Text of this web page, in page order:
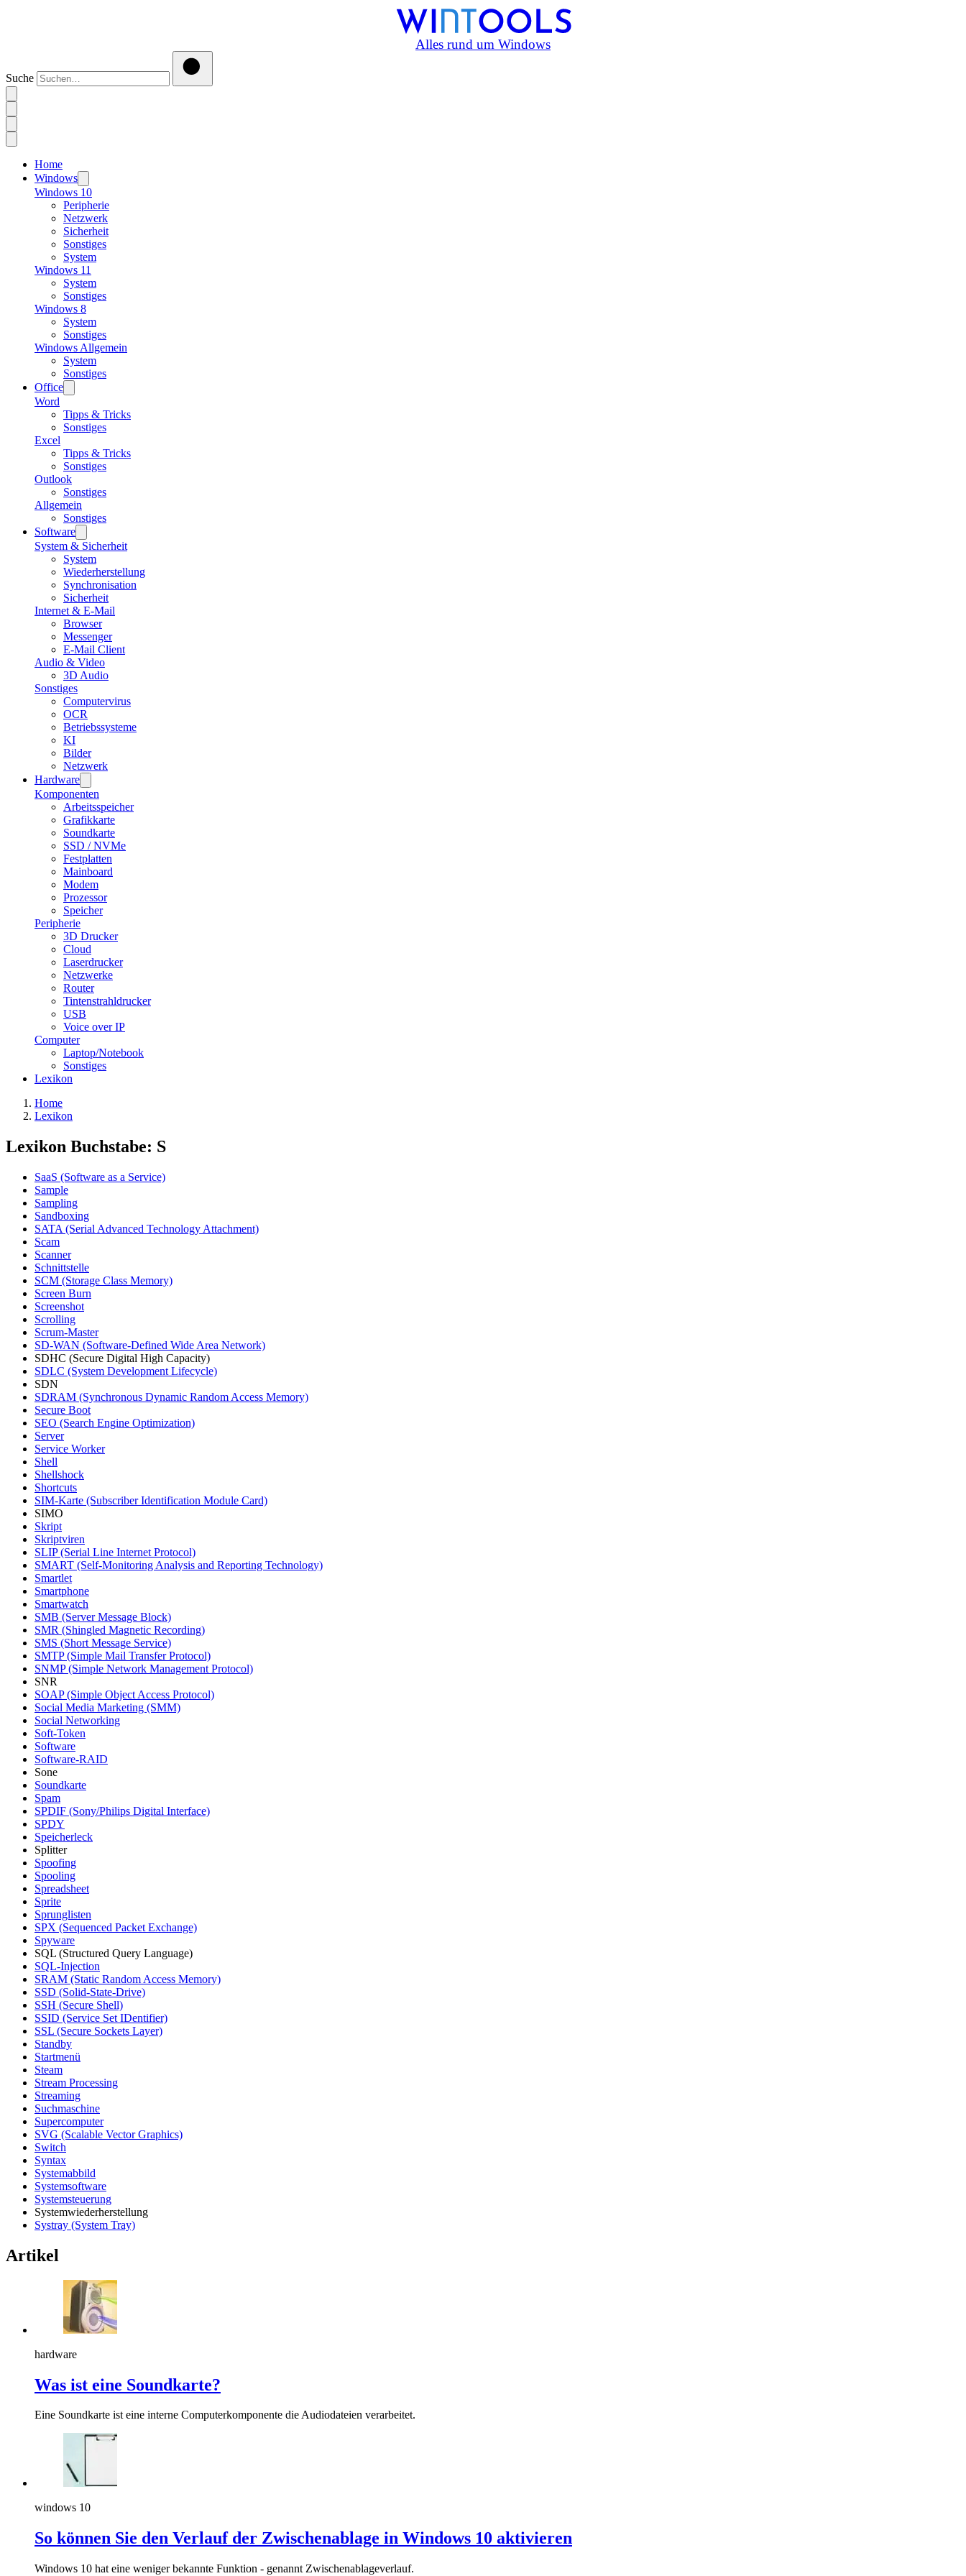
Alles rund um Windows
Suche
Home
Windows
Windows 10
Peripherie
Netzwerk
Sicherheit
Sonstiges
System
Windows 11
System
Sonstiges
Windows 8
System
Sonstiges
Windows Allgemein
System
Sonstiges
Office
Word
Tipps & Tricks
Sonstiges
Excel
Tipps & Tricks
Sonstiges
Outlook
Sonstiges
Allgemein
Sonstiges
Software
System & Sicherheit
System
Wiederherstellung
Synchronisation
Sicherheit
Internet & E-Mail
Browser
Messenger
E-Mail Client
Audio & Video
3D Audio
Sonstiges
Computervirus
OCR
Betriebssysteme
KI
Bilder
Netzwerk
Hardware
Komponenten
Arbeitsspeicher
Grafikkarte
Soundkarte
SSD / NVMe
Festplatten
Mainboard
Modem
Prozessor
Speicher
Peripherie
3D Drucker
Cloud
Laserdrucker
Netzwerke
Router
Tintenstrahldrucker
USB
Voice over IP
Computer
Laptop/Notebook
Sonstiges
Lexikon
Home
Lexikon
Lexikon Buchstabe: S
SaaS (Software as a Service)
Sample
Sampling
Sandboxing
SATA (Serial Advanced Technology Attachment)
Scam
Scanner
Schnittstelle
SCM (Storage Class Memory)
Screen Burn
Screenshot
Scrolling
Scrum-Master
SD-WAN (Software-Defined Wide Area Network)
SDHC (Secure Digital High Capacity)
SDLC (System Development Lifecycle)
SDN
SDRAM (Synchronous Dynamic Random Access Memory)
Secure Boot
SEO (Search Engine Optimization)
Server
Service Worker
Shell
Shellshock
Shortcuts
SIM-Karte (Subscriber Identification Module Card)
SIMO
Skript
Skriptviren
SLIP (Serial Line Internet Protocol)
SMART (Self-Monitoring Analysis and Reporting Technology)
Smartlet
Smartphone
Smartwatch
SMB (Server Message Block)
SMR (Shingled Magnetic Recording)
SMS (Short Message Service)
SMTP (Simple Mail Transfer Protocol)
SNMP (Simple Network Management Protocol)
SNR
SOAP (Simple Object Access Protocol)
Social Media Marketing (SMM)
Social Networking
Soft-Token
Software
Software-RAID
Sone
Soundkarte
Spam
SPDIF (Sony/Philips Digital Interface)
SPDY
Speicherleck
Splitter
Spoofing
Spooling
Spreadsheet
Sprite
Sprunglisten
SPX (Sequenced Packet Exchange)
Spyware
SQL (Structured Query Language)
SQL-Injection
SRAM (Static Random Access Memory)
SSD (Solid-State-Drive)
SSH (Secure Shell)
SSID (Service Set IDentifier)
SSL (Secure Sockets Layer)
Standby
Startmenü
Steam
Stream Processing
Streaming
Suchmaschine
Supercomputer
SVG (Scalable Vector Graphics)
Switch
Syntax
Systemabbild
Systemsoftware
Systemsteuerung
Systemwiederherstellung
Systray (System Tray)
Artikel
hardware
Was ist eine Soundkarte?
Eine Soundkarte ist eine interne Computerkomponente die Audiodateien verarbeitet.
windows 10
So können Sie den Verlauf der Zwischenablage in Windows 10 aktivieren
Windows 10 hat eine weniger bekannte Funktion - genannt Zwischenablageverlauf.